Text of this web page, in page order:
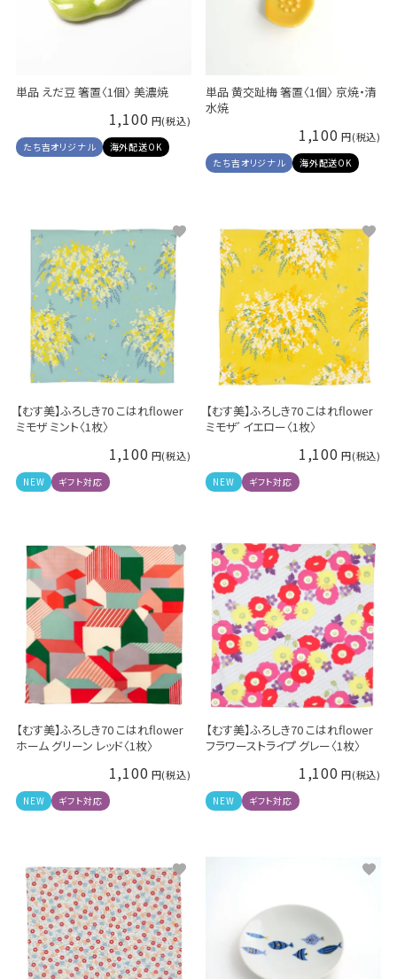
単品 えだ豆 箸置〈1個〉 美濃焼
1,100
たち吉オリジナル 海外配送OK
単品 黄交趾梅 箸置〈1個〉 京焼・清
水焼
1,100
たち吉オリジナル 海外配送OK
【むす美】ふろしき70 こはれflower
ミモザ ミント〈1枚〉
1,100
NEW ギフト対応
【むす美】ふろしき70 こはれflower
ミモザﾞイエロー〈1枚〉
1,100
NEW ギフト対応
【むす美】ふろしき70 こはれflower
ホーム グリーン レッド〈1枚〉
1,100
NEW ギフト対応
【むす美】ふろしき70 こはれflower
フラワーストライプ グレー〈1枚〉
1,100
NEW ギフト対応